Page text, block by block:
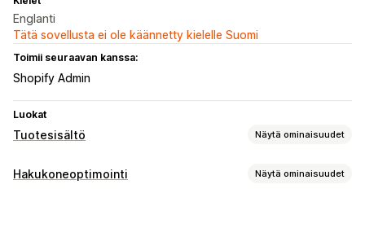
Englanti
Tätä sovellusta ei ole käännetty kielelle Suomi
Toimii seuraavan kanssa:
Shopify Admin
Luokat
Tuotesisältö Näytä ominaisuudet
Sisältötyypit
Hakukoneoptimointi Näytä ominaisuudet